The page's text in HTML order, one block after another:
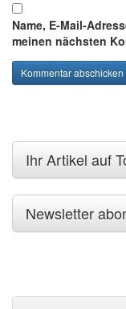
Name, E-Mail-
meinen nächsten
Ihr Artikel auf
Newsletter